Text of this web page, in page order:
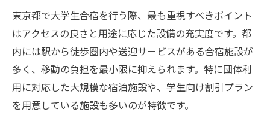
東京合宿施設のアクセスと利便性を徹底比
較
野球やサッカーの合宿施設選びの落とし穴
スポーツ合宿で人気の東京都内施設の特徴
予算重視の大学生合宿に東京都が選ばれる理由
東京都の合宿施設で予算内に収める方法
東京都で大学生合宿を行う際、最も重視すべきポイント
はアクセスの良さと用途に応じた設備の充実度です。都
内には駅から徒歩圏内や送迎サービスがある合宿施設が
多く、移動の負担を最小限に抑えられます。特に団体利
用に対応した大規模な宿泊施設や、学生向け割引プラン
を用意している施設も多いのが特徴です。